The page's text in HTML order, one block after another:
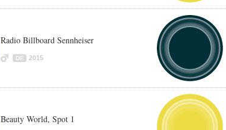
Radio Billboard Sennheiser
DE 2015
Beauty World, Spot 1